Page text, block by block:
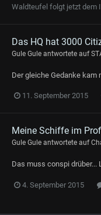
Waldteufel folgt jetzt dem
Das HQ hat 3000
Gule Gule antwortete auf
Der gleiche Gedanke kam
11. September 2015
Meine Schiffe im
Gule Gule antwortete auf
Das muss conspi drüber...
4. September 2015